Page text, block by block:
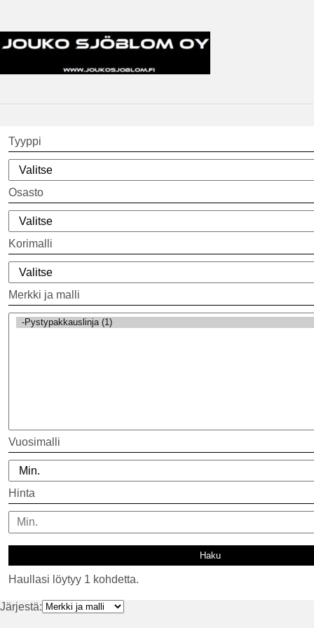
Tyyppi
Osasto
Korimalli
Merkki ja malli
Vuosimalli
Hinta
Haullasi löytyy 1 kohdetta.
Järjestä: